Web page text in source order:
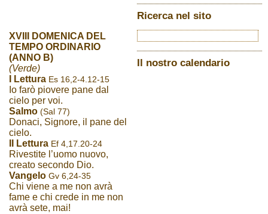
XVIII DOMENICA DEL
TEMPO ORDINARIO
(ANNO B)
(Verde)
I Lettura Es 16,2-4.12-15
Io farò piovere pane dal
cielo per voi.
Salmo (Sal 77)
Donaci, Signore, il pane del
cielo.
II Lettura Ef 4,17.20-24
Rivestite l’uomo nuovo,
creato secondo Dio.
Vangelo Gv 6,24-35
Chi viene a me non avrà
fame e chi crede in me non
avrà sete, mai!
Ricerca nel sito
Il nostro calendario